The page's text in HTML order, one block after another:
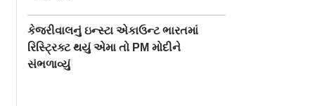
કેજરીવાલનું ઇન્સ્ટા એકાઉન્ટ ભારતમાં
રિસ્ટ્રિક્ટ થયું એમા તો PM મોદીને
સંભળાવ્યું